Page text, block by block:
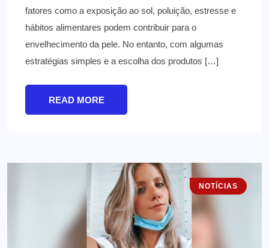
fatores como a exposição ao sol, poluição, estresse e
hábitos alimentares podem contribuir para o
envelhecimento da pele. No entanto, com algumas
estratégias simples e a escolha dos produtos […]
READ MORE
NOTÍCIAS